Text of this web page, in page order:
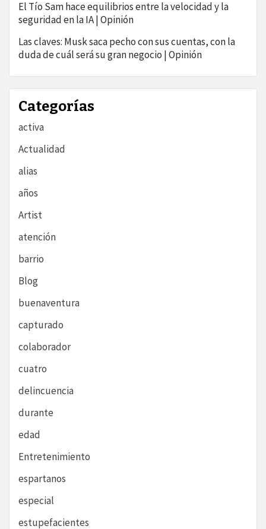
El Tío Sam hace equilibrios entre la velocidad y la
seguridad en la IA | Opinión
Las claves: Musk saca pecho con sus cuentas, con la
duda de cuál será su gran negocio | Opinión
Categorías
activa
Actualidad
alias
años
Artist
atención
barrio
Blog
buenaventura
capturado
colaborador
cuatro
delincuencia
durante
edad
Entretenimiento
espartanos
especial
estupefacientes